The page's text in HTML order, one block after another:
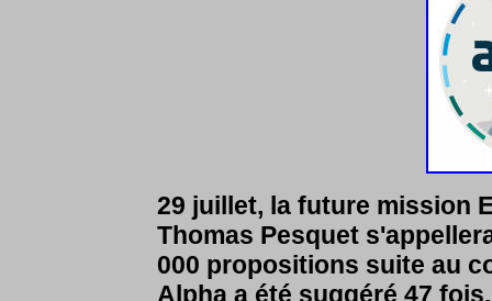
29 juillet, la future mission
Thomas Pesquet
000 propositions suite au
Alpha a été suggéré 47